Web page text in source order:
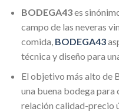
BODEGA43es
campo de las neveras
comida, BODEGA43
técnica y diseño para
El objetivo más alto de
una buena bodega para
relación calidad-precio